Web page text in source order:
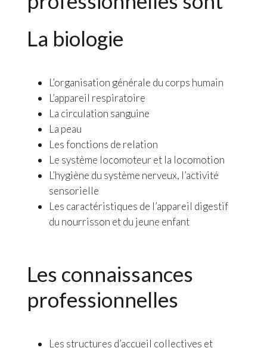
La biologie
L’organisation générale du corps humain
L’appareil respiratoire
La circulation sanguine
La peau
Les fonctions de relation
Le système locomoteur et la locomotion
L’hygiène du système nerveux, l’activité
sensorielle
Les caractéristiques de l’appareil digestif
du nourrisson et du jeune enfant
Les connaissances
professionnelles
Les structures d’accueil collectives et